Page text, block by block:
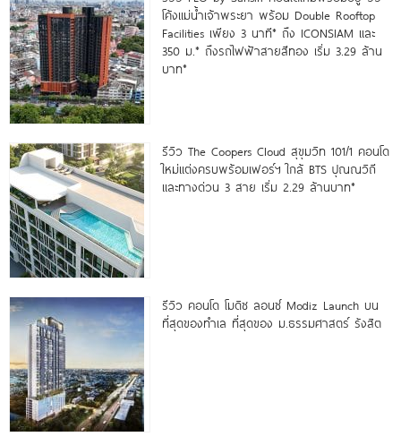
โค้งแม่น้ำเจ้าพระยา พร้อม Double Rooftop
Facilities เพียง 3 นาที* ถึง ICONSIAM และ
350 ม.* ถึงรถไฟฟ้าสายสีทอง เริ่ม 3.29 ล้าน
บาท*
รีวิว The Coopers Cloud สุขุมวิท 101/1 คอนโด
ใหม่แต่งครบพร้อมเฟอร์ฯ ใกล้ BTS ปุณณวิถี
และทางด่วน 3 สาย เริ่ม 2.29 ล้านบาท*
รีวิว คอนโด โมดิซ ลอนซ์ Modiz Launch บน
ที่สุดของทำเล ที่สุดของ ม.ธรรมศาสตร์ รังสิต